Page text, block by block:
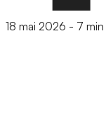
18 mai 2026 - 7 min